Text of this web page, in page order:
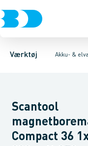
Værktøj Akku- &
Akku- & elværktøj
Akku-værktøj
Magnet boremaskiner
Scantool
Compact 36